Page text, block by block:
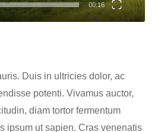
00:16
Duis in ultricies dolor, ac
potenti. Vivamus auctor,
diam tortor fermentum
ipsum ut sapien. Cras venenatis